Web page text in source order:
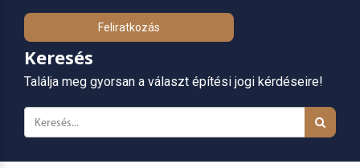
Feliratkozás
Keresés
Találja meg gyorsan a választ építési jogi kérdéseire!